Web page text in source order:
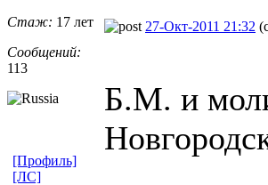
Стаж: 17 лет
Сообщений:
113
27-Окт-2011 21:32
Б.М. и
[Профиль]
[ЛС]